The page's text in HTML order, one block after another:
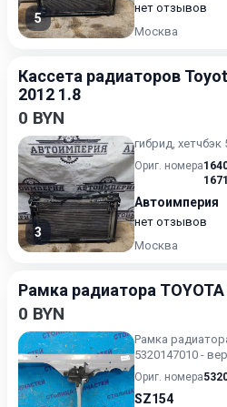
5
нет отзывов
Москва
Кассета радиаторов
2012 1.8
0 BYN
3
гибрид, хетчбэк
Ориг. номера
Автоимперия
нет отзывов
Москва
Рамка радиатора TOYOTA
0 BYN
Рамка
5320147010 -
Ориг. номера
SZ154